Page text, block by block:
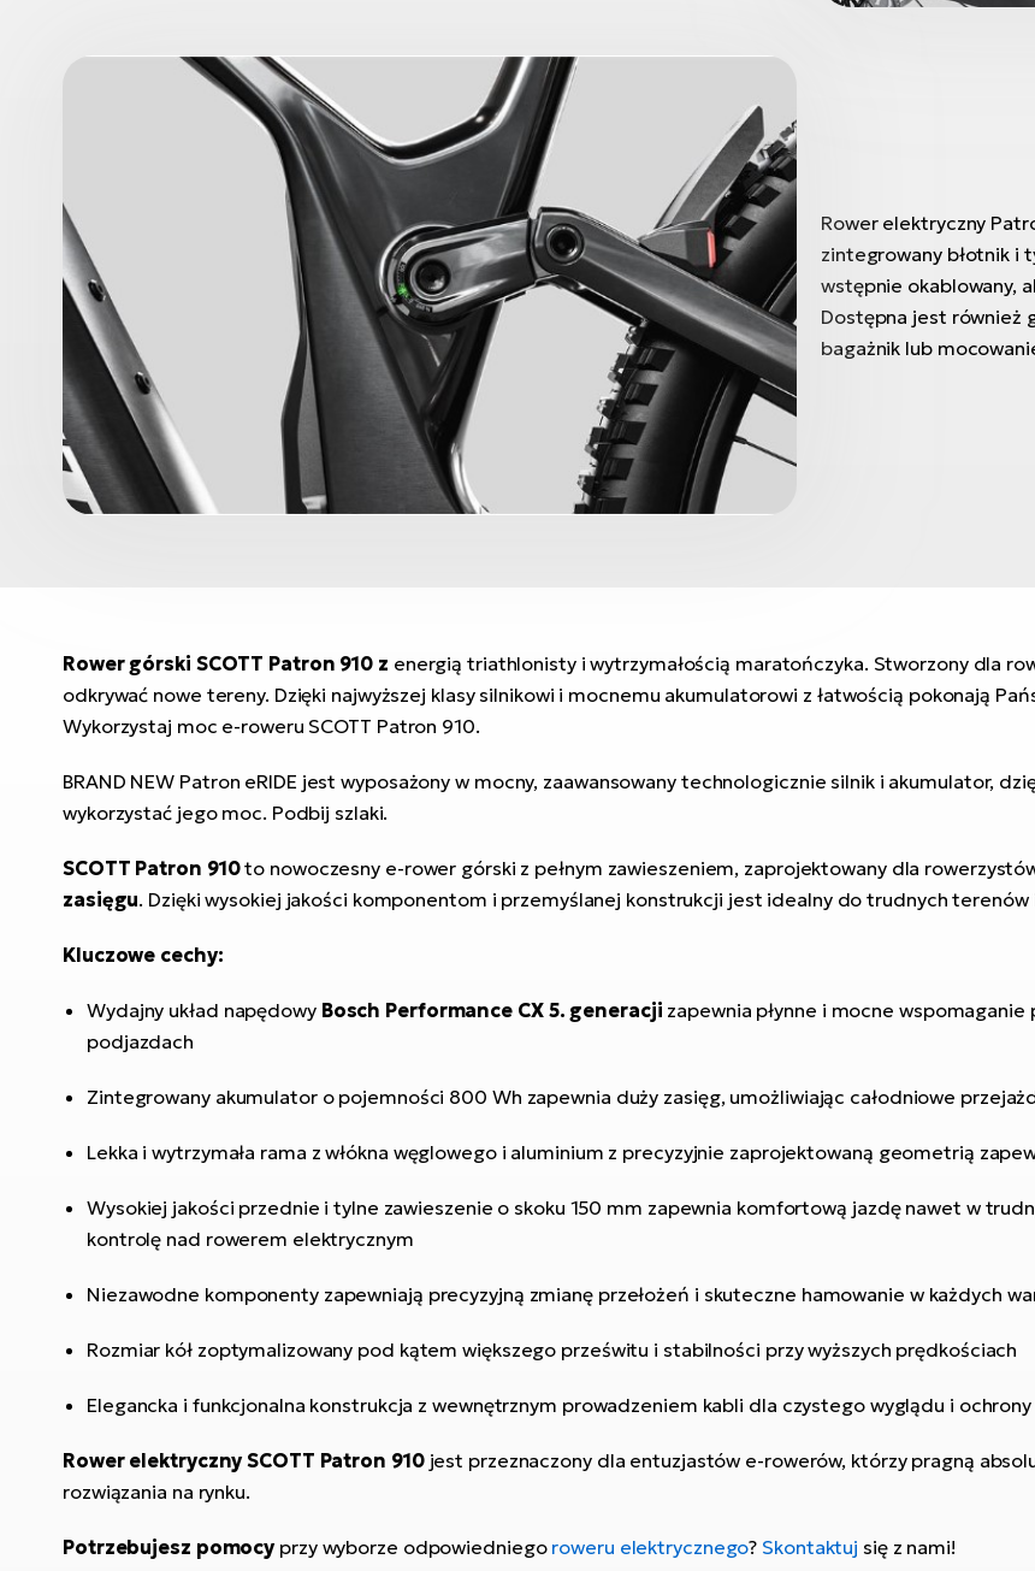
Rower elektryczny
zintegrowany błotnik i
wstępnie okablowany,
Dostępna jest również
bagażnik lub
Rower górski SCOTT Patron 910 z energią triathlonisty i wytrzymałością maratończyka. Stworzony dla
odkrywać nowe tereny. Dzięki najwyższej klasy silnikowi i mocnemu akumulatorowi z łatwością pokonają
Wykorzystaj moc e-roweru SCOTT Patron 910.
BRAND NEW Patron eRIDE jest wyposażony w mocny, zaawansowany technologicznie silnik i akumulator,
wykorzystać jego moc. Podbij szlaki.
SCOTT Patron 910to nowoczesny e-rower górski z pełnym zawieszeniem, zaprojektowany dla
zasięgu. Dzięki wysokiej jakości komponentom i przemyślanej konstrukcji jest idealny do trudnych terenów
Kluczowe cechy:
Wydajny układ napędowy Bosch Performance CX 5. generacji zapewnia płynne i mocne
podjazdach
Zintegrowany akumulator o pojemności 800 Wh zapewnia duży zasięg, umożliwiając całodniowe
Lekka i wytrzymała rama z włókna węglowego i aluminium z precyzyjnie zaprojektowaną geometrią
Wysokiej jakości przednie i tylne zawieszenie o skoku 150 mm zapewnia komfortową jazdę nawet w
kontrolę nad rowerem elektrycznym
Niezawodne komponenty zapewniają precyzyjną zmianę przełożeń i skuteczne hamowanie w każdych
Rozmiar kół zoptymalizowany pod kątem większego prześwitu i stabilności przy wyższych prędkościach
Elegancka i funkcjonalna konstrukcja z wewnętrznym prowadzeniem kabli dla czystego wyglądu i
Rower elektryczny SCOTT Patron 910jest przeznaczony dla entuzjastów e-rowerów, którzy pragną
rozwiązania na rynku.
Potrzebujesz pomocyprzy wyborze odpowiedniego roweru elektrycznego? Skontaktuj się z nami!